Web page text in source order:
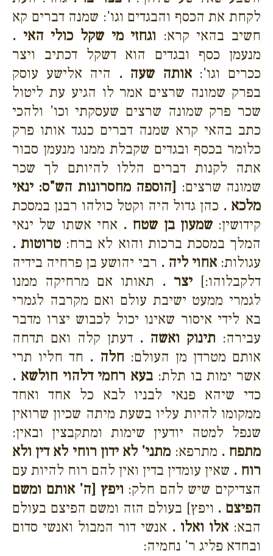
לקחת את הכסף והבגדים וגו': שמנה דברים קא
חשיב בהאי קרא: וגחזי מי שקל כולי האי .
מנעמן כסף ובגדים הוא דשקל דכתיב ויצר
ככרים וגו':אותה שעה . היה אלישע עוסק
בפרק שמונה שרצים אמר לו הגיע עת ליטול
שכר פרק שמונה שרצים שעסקתי וכו' ולהכי
כתב בהאי קרא שמנה דברים כנגד אותו פרק
כלומר בכסף ובגדים שקבלת ממנו מנעמן סבור
אתה לקנות דברים הללו להיותם לך שכר
שמונה שרצים: [הוספה מחסרונות הש"ס: ינאי
מלכא . כהן גדול היה וקטל כולהו רבנן במסכת
קידושין:שמעון בן שטח . אחי אשתו של ינאי
המלך במסכת ברכות והוא לא ברח: טרוטות .
עגולות:אחוי ליה . רבי יהושע בן פרחיה בידיה
דלקבלוהו:] יצר . תאותו אם מרחיקה ממנו
לגמרי ממעט ישיבת עולם ואם מקרבה לגמרי
בא לידי איסור שאינו יכול לכבוש יצרו מדבר
עבירה: תינוק ואשה . דעתן קלה ואם תדחה
אותם מטרדן מן העולם: חלה . חד חליו תרי
אשר ימות בו תלת: בעא רחמי דלהוי חולשא .
כדי שיהא פנאי לבניו לבא כל אחד ואחד
ממקומו להיות עליו בשעת מיתה שכיון שרואין
שנפל למטה יודעין שימות ומתקבצין ובאין:
מתפח . מתרפא: מתני' לא ידון רוחי לא דין ולא
רוח . שאין עומדין בדין ואין להם רוח להיות עם
הצדיקים שיש להם חלק: ויפץ [ה' אותם ומשם
הפיצם . ויפץ] בעולם הזה ומשם הפיצם בעולם
הבא: אלו ואלו . אנשי דור המבול ואנשי סדום
ובחדא פליג ר' נחמיה: